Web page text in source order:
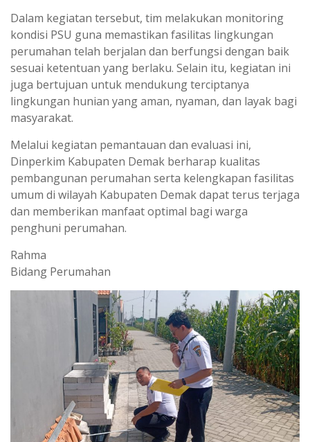
Dalam kegiatan tersebut, tim melakukan monitoring
kondisi PSU guna memastikan fasilitas lingkungan
perumahan telah berjalan dan berfungsi dengan baik
sesuai ketentuan yang berlaku. Selain itu, kegiatan ini
juga bertujuan untuk mendukung terciptanya
lingkungan hunian yang aman, nyaman, dan layak bagi
masyarakat.
Melalui kegiatan pemantauan dan evaluasi ini,
Dinperkim Kabupaten Demak berharap kualitas
pembangunan perumahan serta kelengkapan fasilitas
umum di wilayah Kabupaten Demak dapat terus terjaga
dan memberikan manfaat optimal bagi warga
penghuni perumahan.
Rahma
Bidang Perumahan